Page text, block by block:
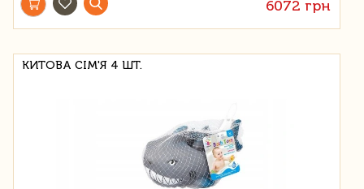
6072 грн
КИТОВА СІМ'Я 4 ШТ.